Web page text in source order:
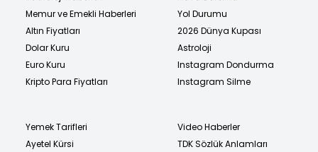
Memur ve Emekli Haberleri
Altın Fiyatları
Dolar Kuru
Euro Kuru
Kripto Para Fiyatları
Yol Durumu
2026 Dünya Kupası
Astroloji
Instagram Dondurma
Instagram Silme
Yemek Tarifleri
Ayetel Kürsi
Video Haberler
TDK Sözlük Anlamları